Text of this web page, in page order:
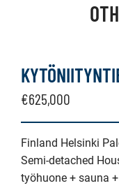
€625,000
Finland Helsinki
Semi-detached
työhuone + sauna